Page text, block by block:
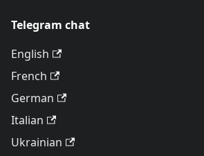
Telegram chat
English
French
German
Italian
Ukrainian